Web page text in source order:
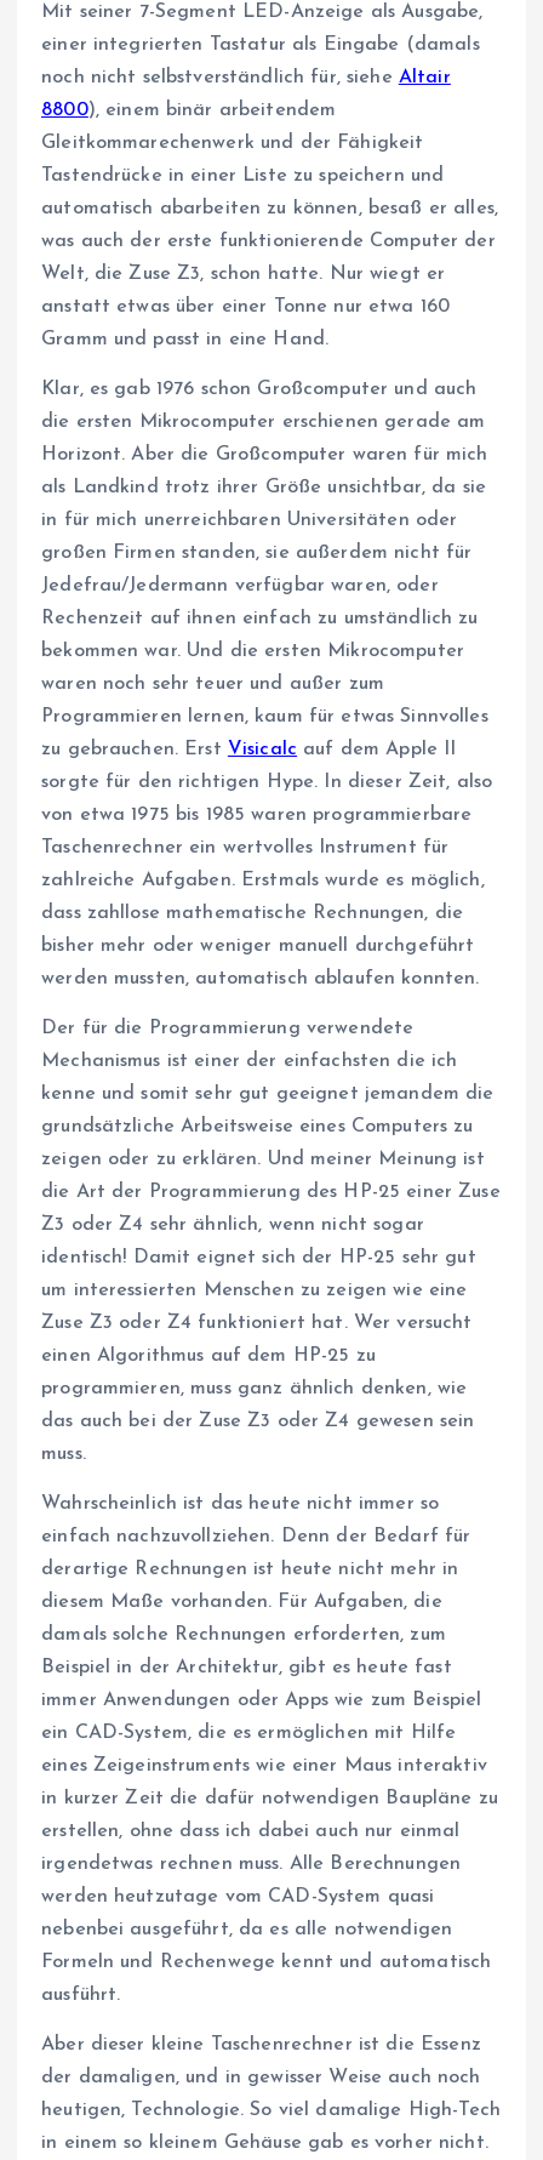
Mit seiner 7-Segment LED-Anzeige als Ausgabe,
einer integrierten Tastatur als Eingabe (damals
noch nicht selbstverständlich für, siehe Altair
8800), einem binär arbeitendem
Gleitkommarechenwerk und der Fähigkeit
Tastendrücke in einer Liste zu speichern und
automatisch abarbeiten zu können, besaß er alles,
was auch der erste funktionierende Computer der
Welt, die Zuse Z3, schon hatte. Nur wiegt er
anstatt etwas über einer Tonne nur etwa 160
Gramm und passt in eine Hand.
Klar, es gab 1976 schon Großcomputer und auch
die ersten Mikrocomputer erschienen gerade am
Horizont. Aber die Großcomputer waren für mich
als Landkind trotz ihrer Größe unsichtbar, da sie
in für mich unerreichbaren Universitäten oder
großen Firmen standen, sie außerdem nicht für
Jedefrau/Jedermann verfügbar waren, oder
Rechenzeit auf ihnen einfach zu umständlich zu
bekommen war. Und die ersten Mikrocomputer
waren noch sehr teuer und außer zum
Programmieren lernen, kaum für etwas Sinnvolles
zu gebrauchen. Erst Visicalc auf dem Apple II
sorgte für den richtigen Hype. In dieser Zeit, also
von etwa 1975 bis 1985 waren programmierbare
Taschenrechner ein wertvolles Instrument für
zahlreiche Aufgaben. Erstmals wurde es möglich,
dass zahllose mathematische Rechnungen, die
bisher mehr oder weniger manuell durchgeführt
werden mussten, automatisch ablaufen konnten.
Der für die Programmierung verwendete
Mechanismus ist einer der einfachsten die ich
kenne und somit sehr gut geeignet jemandem die
grundsätzliche Arbeitsweise eines Computers zu
zeigen oder zu erklären. Und meiner Meinung ist
die Art der Programmierung des HP-25 einer Zuse
Z3 oder Z4 sehr ähnlich, wenn nicht sogar
identisch! Damit eignet sich der HP-25 sehr gut
um interessierten Menschen zu zeigen wie eine
Zuse Z3 oder Z4 funktioniert hat. Wer versucht
einen Algorithmus auf dem HP-25 zu
programmieren, muss ganz ähnlich denken, wie
das auch bei der Zuse Z3 oder Z4 gewesen sein
muss.
Wahrscheinlich ist das heute nicht immer so
einfach nachzuvollziehen. Denn der Bedarf für
derartige Rechnungen ist heute nicht mehr in
diesem Maße vorhanden. Für Aufgaben, die
damals solche Rechnungen erforderten, zum
Beispiel in der Architektur, gibt es heute fast
immer Anwendungen oder Apps wie zum Beispiel
ein CAD-System, die es ermöglichen mit Hilfe
eines Zeigeinstruments wie einer Maus interaktiv
in kurzer Zeit die dafür notwendigen Baupläne zu
erstellen, ohne dass ich dabei auch nur einmal
irgendetwas rechnen muss. Alle Berechnungen
werden heutzutage vom CAD-System quasi
nebenbei ausgeführt, da es alle notwendigen
Formeln und Rechenwege kennt und automatisch
ausführt.
Aber dieser kleine Taschenrechner ist die Essenz
der damaligen, und in gewisser Weise auch noch
heutigen, Technologie. So viel damalige High-Tech
in einem so kleinem Gehäuse gab es vorher nicht.